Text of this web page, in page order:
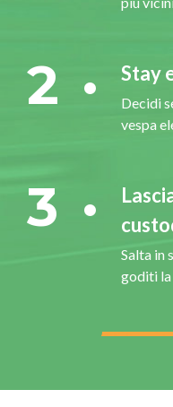
2 Stay
Decidi
vespa
3
Salta in
goditi